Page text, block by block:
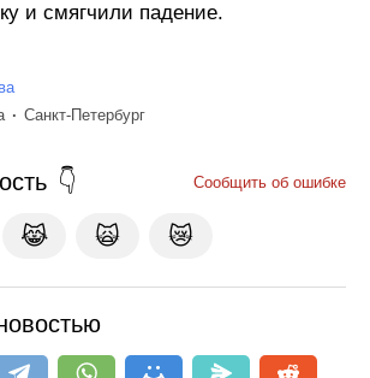
и смягчили падение.
Санкт-Петербург
Сообщить об ошибке
😹 🙀 😿